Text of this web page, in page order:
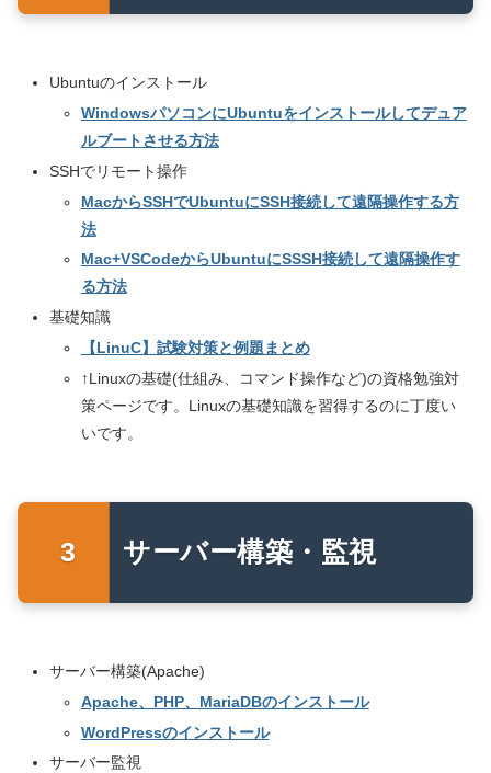
Ubuntuのインストール
WindowsパソコンにUbuntuをインストールしてデュア
ルブートさせる方法
SSHでリモート操作
MacからSSHでUbuntuにSSH接続して遠隔操作する方
法
Mac+VSCodeからUbuntuにSSSH接続して遠隔操作す
る方法
基礎知識
【LinuC】試験対策と例題まとめ
↑Linuxの基礎(仕組み、コマンド操作など)の資格勉強対
策ページです。Linuxの基礎知識を習得するのに丁度い
いです。
サーバー構築・監視
サーバー構築(Apache)
Apache、PHP、MariaDBのインストール
WordPressのインストール
サーバー監視